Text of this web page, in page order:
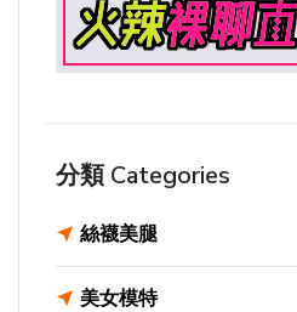
分類 Categories
絲襪美腿
美女模特